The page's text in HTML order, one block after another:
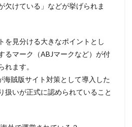
欠けている」などが挙げられま
を見分ける大きなポイントとし
るマーク（ABJマークなど）が付
れます。
海賊版サイト対策として導入した
扱いが正式に認められていること